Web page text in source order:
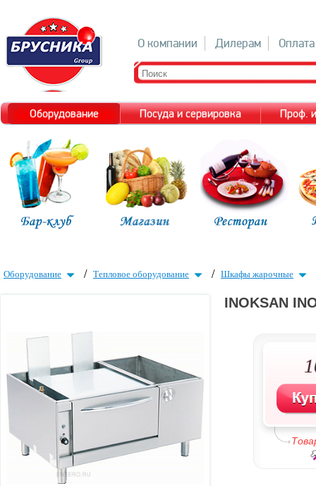
О компании Дилерам Оплата
Оборудование Посуда и сервировка Проф.
Оборудование / Тепловое оборудование / Шкафы жарочные
INOKSAN